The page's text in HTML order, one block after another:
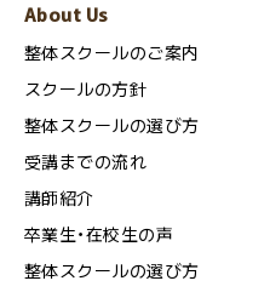
About Us
整体スクールのご案内
スクールの方針
整体スクールの選び方
受講までの流れ
講師紹介
卒業生・在校生の声
整体スクールの選び方